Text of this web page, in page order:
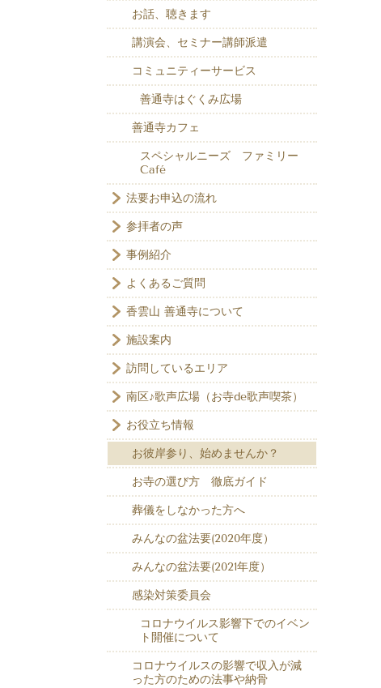
お話、聴きます
講演会、セミナー講師派遣
コミュニティーサービス
善通寺はぐくみ広場
善通寺カフェ
スペシャルニーズ ファミリー
Café
法要お申込の流れ
参拝者の声
事例紹介
よくあるご質問
香雲山 善通寺について
施設案内
訪問しているエリア
南区♪歌声広場（お寺de歌声喫茶）
お役立ち情報
お彼岸参り、始めませんか？
お寺の選び方 徹底ガイド
葬儀をしなかった方へ
みんなの盆法要(2020年度）
みんなの盆法要(2021年度）
感染対策委員会
コロナウイルス影響下でのイベン
ト開催について
コロナウイルスの影響で収入が減
った方のための法事や納骨